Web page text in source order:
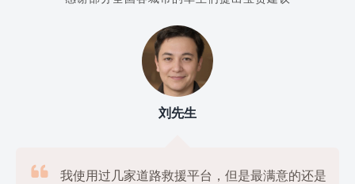
刘先生

我使用过几家道路救援平台，但是最满意的还是